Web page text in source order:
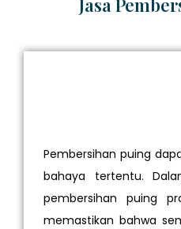
Jasa
Pembersihan puing
bahaya tertentu.
pembersihan puing
memastikan bahwa